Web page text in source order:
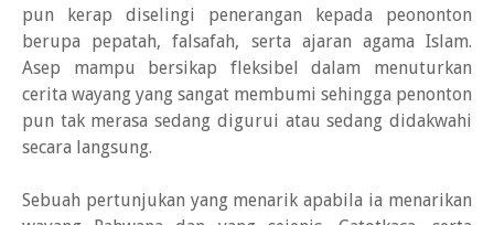
pun kerap diselingi penerangan kepada peononton
berupa pepatah, falsafah, serta ajaran agama Islam.
Asep mampu bersikap fleksibel dalam menuturkan
cerita wayang yang sangat membumi sehingga penonton
pun tak merasa sedang digurui atau sedang didakwahi
secara langsung.
Sebuah pertunjukan yang menarik apabila ia menarikan